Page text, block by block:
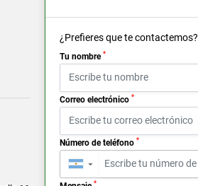
¿Prefieres que te contactemos?
Tu nombre *
Correo electrónico *
Número de teléfono *
▼
*